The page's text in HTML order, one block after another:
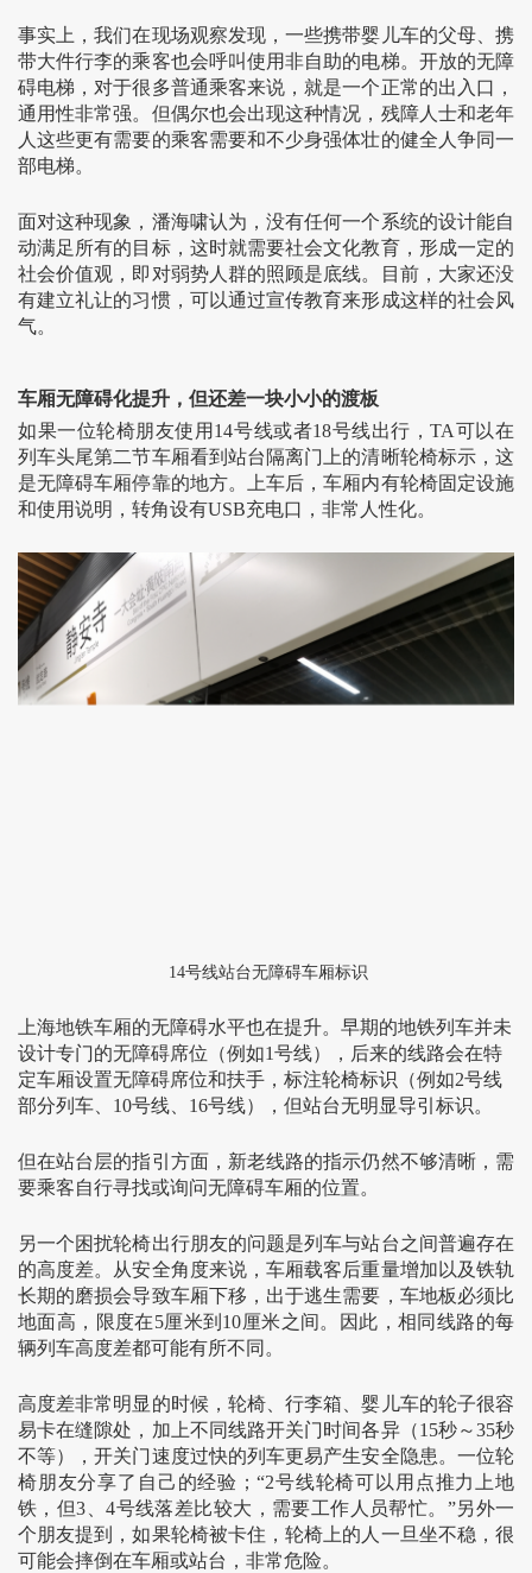
事实上，我们在现场观察发现，一些携带婴儿车的父母、携
带大件行李的乘客也会呼叫使用非自助的电梯。开放的无障
碍电梯，对于很多普通乘客来说，就是一个正常的出入口，
通用性非常强。但偶尔也会出现这种情况，残障人士和老年
人这些更有需要的乘客需要和不少身强体壮的健全人争同一
部电梯。
面对这种现象，潘海啸认为，没有任何一个系统的设计能自
动满足所有的目标，这时就需要社会文化教育，形成一定的
社会价值观，即对弱势人群的照顾是底线。目前，大家还没
有建立礼让的习惯，可以通过宣传教育来形成这样的社会风
气。
车厢无障碍化提升，但还差一块小小的渡板
如果一位轮椅朋友使用14号线或者18号线出行，TA可以在
列车头尾第二节车厢看到站台隔离门上的清晰轮椅标示，这
是无障碍车厢停靠的地方。上车后，车厢内有轮椅固定设施
和使用说明，转角设有USB充电口，非常人性化。
14号线站台无障碍车厢标识
上海地铁车厢的无障碍水平也在提升。早期的地铁列车并未
设计专门的无障碍席位（例如1号线），后来的线路会在特
定车厢设置无障碍席位和扶手，标注轮椅标识（例如2号线
部分列车、10号线、16号线），但站台无明显导引标识。
但在站台层的指引方面，新老线路的指示仍然不够清晰，需
要乘客自行寻找或询问无障碍车厢的位置。
另一个困扰轮椅出行朋友的问题是列车与站台之间普遍存在
的高度差。从安全角度来说，车厢载客后重量增加以及铁轨
长期的磨损会导致车厢下移，出于逃生需要，车地板必须比
地面高，限度在5厘米到10厘米之间。因此，相同线路的每
辆列车高度差都可能有所不同。
高度差非常明显的时候，轮椅、行李箱、婴儿车的轮子很容
易卡在缝隙处，加上不同线路开关门时间各异（15秒～35秒
不等），开关门速度过快的列车更易产生安全隐患。一位轮
椅朋友分享了自己的经验；“2号线轮椅可以用点推力上地
铁，但3、4号线落差比较大，需要工作人员帮忙。”另外一
个朋友提到，如果轮椅被卡住，轮椅上的人一旦坐不稳，很
可能会摔倒在车厢或站台，非常危险。